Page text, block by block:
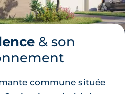
& son
commune située